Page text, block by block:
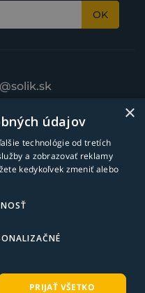
OK
technika l Všetky práva
bart.sk
×
údajov
technológie od tretích
a zobrazovať reklamy
kedykoľvek zmeniť alebo
PRIJAŤ VŠETKO